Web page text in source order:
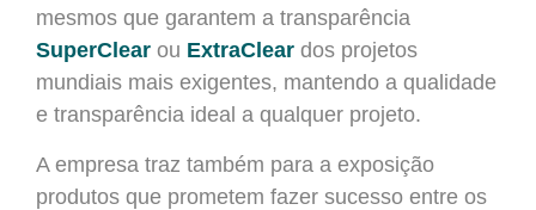
mesmos que garantem a transparência
SuperClear ou ExtraClear dos projetos
mundiais mais exigentes, mantendo a qualidade
e transparência ideal a qualquer projeto.
A empresa traz também para a exposição
produtos que prometem fazer sucesso entre os